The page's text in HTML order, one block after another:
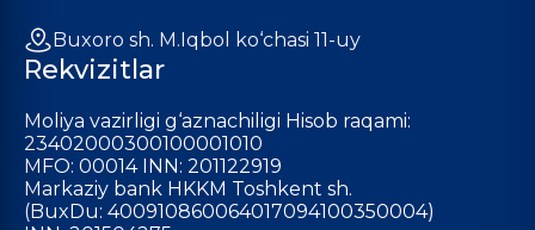
Buxoro sh. M.Iqbol ko‘chasi 11-uy
Rekvizitlar
Moliya vazirligi g‘aznachiligi Hisob raqami:
23402000300100001010
MFO: 00014 INN: 201122919
Markaziy bank HKKM Toshkent sh.
(BuxDu: 400910860064017094100350004)